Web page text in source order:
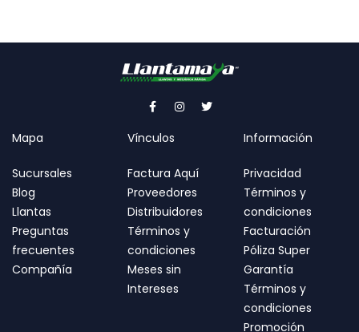
Mapa
Sucursales
Blog
Llantas
Preguntas
frecuentes
Compañía
Vínculos
Factura Aquí
Proveedores
Distribuidores
Términos y
condiciones
Meses sin
Intereses
Información
Privacidad
Términos y
condiciones
Facturación
Póliza Super
Garantía
Términos y
condiciones
Promoción